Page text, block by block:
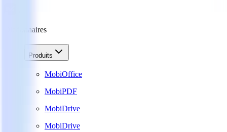
Dictionnaires
Produits
MobiOffice
MobiPDF
MobiDrive
MobiDrive